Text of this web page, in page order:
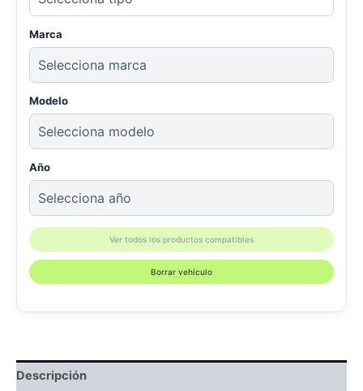
Marca
Modelo
Año
Ver todos los productos compatibles
Borrar vehículo
Descripción